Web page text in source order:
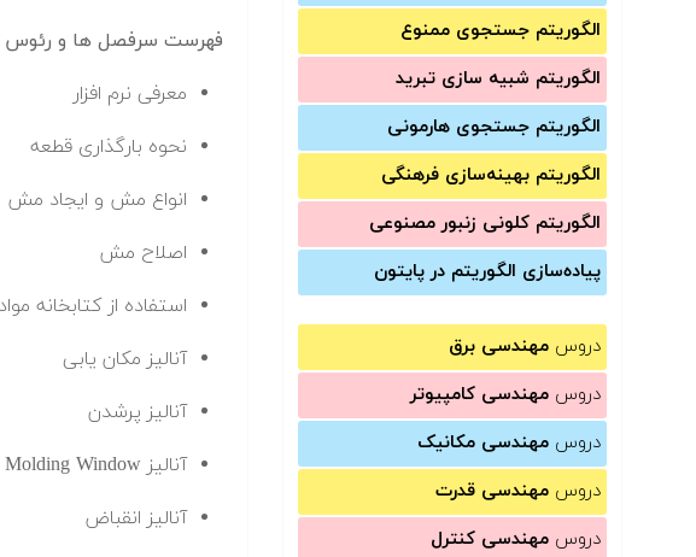
الگوریتم جستجوی ممنوع
الگوریتم شبیه سازی تبرید
الگوریتم جستجوی هارمونی
الگوریتم بهینه‌سازی فرهنگی
الگوریتم کلونی زنبور مصنوعی
پیاده‌سازی الگوریتم در پایتون
دروس مهندسی برق
دروس مهندسی کامپیوتر
دروس مهندسی مکانیک
دروس مهندسی قدرت
دروس مهندسی کنترل
فهرست سرفصل ها و رئوس
معرفی نرم افزار
نحوه بارگذاری قطعه
انواع مش و ایجاد مش
اصلاح مش
استفاده از کتابخانه مواد
آنالیز مکان یابی
آنالیز پرشدن
آنالیز Molding Window
آنالیز انقباض